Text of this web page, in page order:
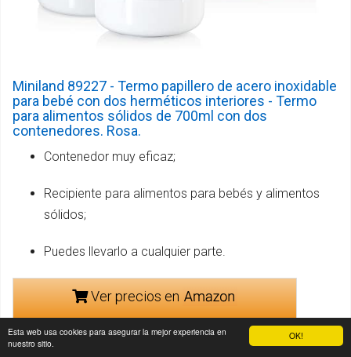
OK!
Esta web usa cookies para asegurar la mejor experiencia en
nuestro sitio.
Miniland 89227 - Termo papillero de acero inoxidable
para bebé con dos herméticos interiores - Termo
para alimentos sólidos de 700ml con dos
contenedores. Rosa.
Contenedor muy eficaz;
Recipiente para alimentos para bebés y alimentos
sólidos;
Puedes llevarlo a cualquier parte.
Ver precios en